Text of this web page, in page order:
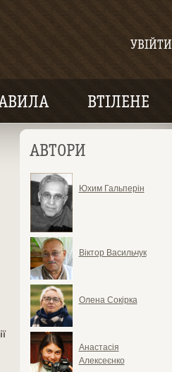
УВІЙТИ
ВТІЛЕНЕ
АВТОРИ
Юхим Гальперін
Віктор Васильчук
Олена Сокірка
Анастасія
Алексеєнко